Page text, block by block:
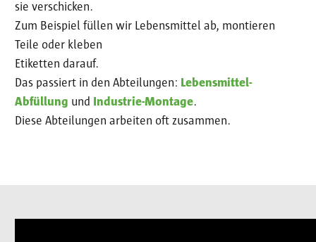
sie verschicken.
Zum Beispiel füllen wir Lebensmittel ab, montieren
Teile oder kleben
Etiketten darauf.
Das passiert in den Abteilungen: Lebensmittel-
Abfüllung und Industrie-Montage.
Diese Abteilungen arbeiten oft zusammen.